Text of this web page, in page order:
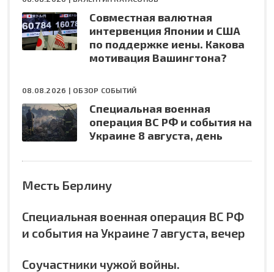
Совместная валютная
интервенция Японии и США
по поддержке иены. Какова
мотивация Вашингтона?
08.08.2026 | ОБЗОР СОБЫТИЙ
Специальная военная
операция ВС РФ и события на
Украине 8 августа, день
Месть Берлину
Специальная военная операция ВС РФ
и события на Украине 7 августа, вечер
Соучастники чужой войны.